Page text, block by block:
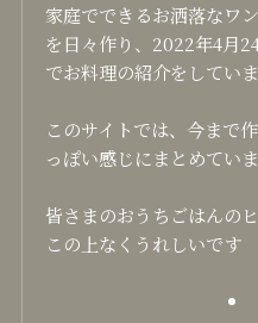
家庭でできるお洒落なワ
を日々作り、2022年4月
でお料理の紹介をしてい
このサイトでは、今まで
っぽい感じにまとめてい
皆さまのおうちごはんの
この上なくうれしいです